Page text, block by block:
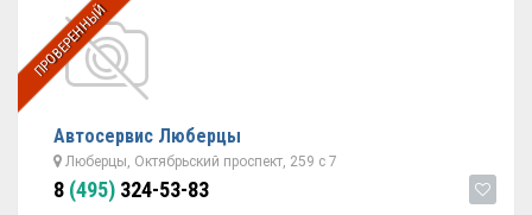
ПРОВЕРЕННЫЙ
Автосервис Люберцы
Люберцы, Октябрьский проспект, 259 с 7
8 (495) 324-53-83